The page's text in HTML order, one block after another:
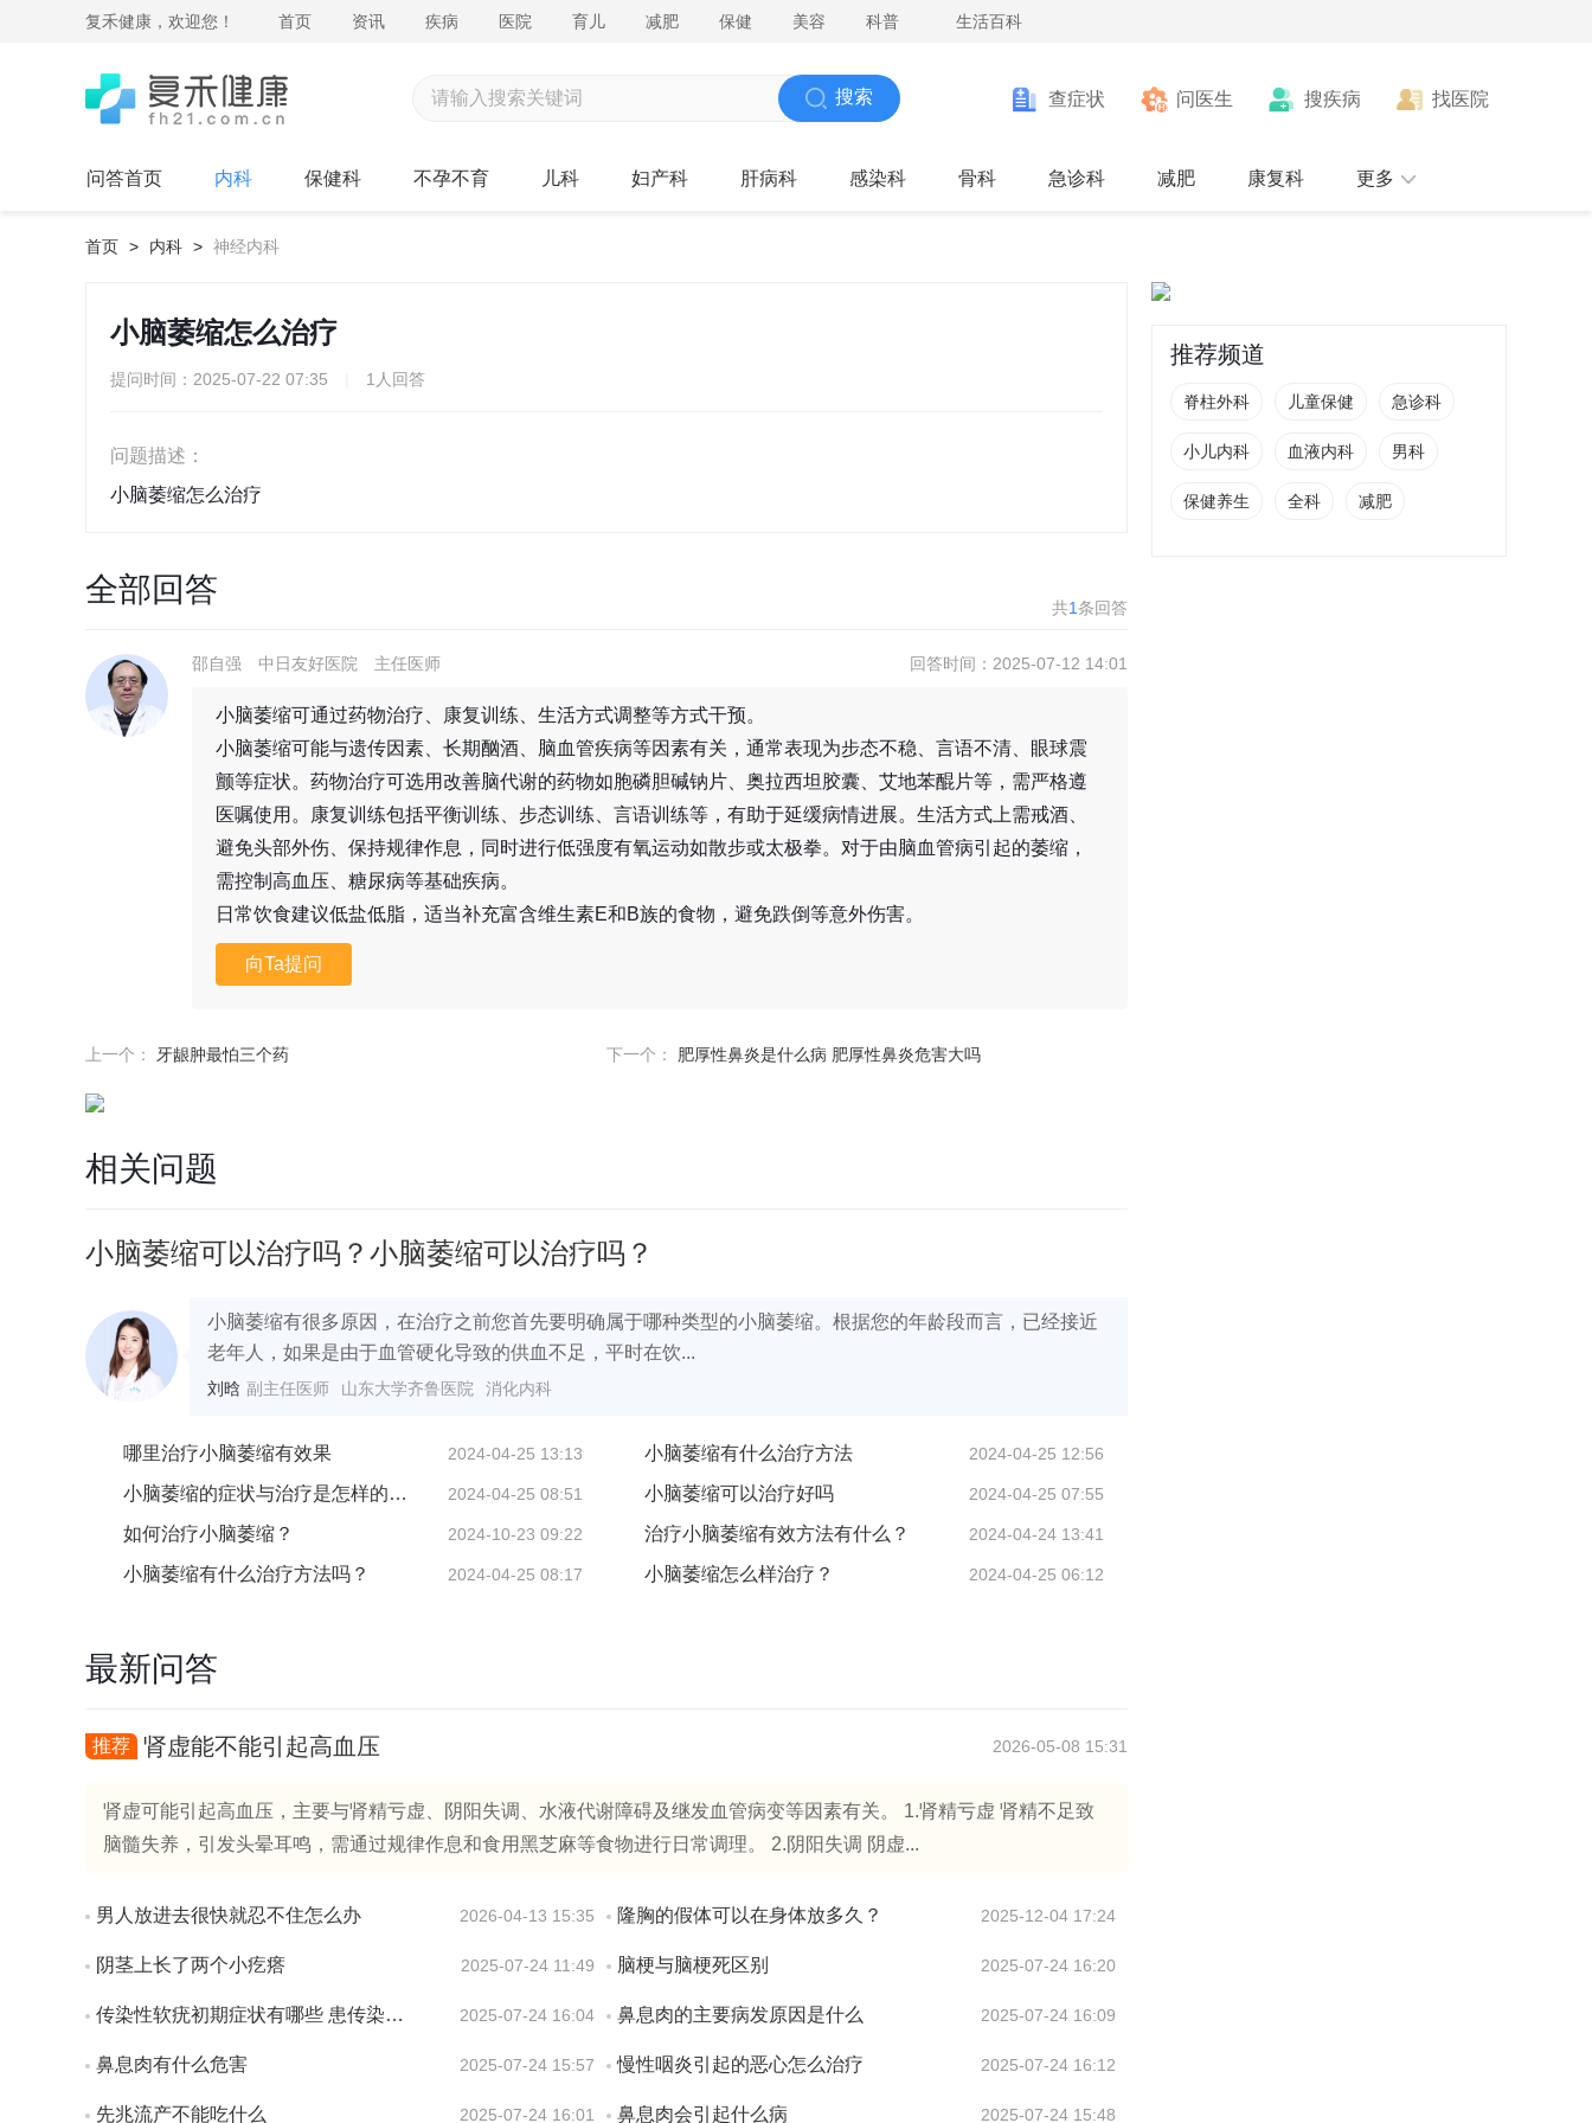
复禾健康，欢迎您！ 首页 资讯 疾病 医院 育儿 减肥 保健 美容 科普 生活百科
搜索 找医院
搜疾病
问医生
查症状
问答首页 内科 保健科 不孕不育 儿科 妇产科 肝病科 感染科 骨科 急诊科 减肥 康复科 更多
首页 > 内科 > 神经内科
小脑萎缩怎么治疗
提问时间：2025-07-22 07:35 1人回答
问题描述：
小脑萎缩怎么治疗
全部回答 共1 条回答
邵自强 中日友好医院 主任医师 回答时间：2025-07-12 14:01
小脑萎缩可通过药物治疗、康复训练、生活方式调整等方式干预。
小脑萎缩可能与遗传因素、长期酗酒、脑血管疾病等因素有关，通常表现为步态不稳、言语不清、眼球震
颤等症状。药物治疗可选用改善脑代谢的药物如胞磷胆碱钠片、奥拉西坦胶囊、艾地苯醌片等，需严格遵
医嘱使用。康复训练包括平衡训练、步态训练、言语训练等，有助于延缓病情进展。生活方式上需戒酒、
避免头部外伤、保持规律作息，同时进行低强度有氧运动如散步或太极拳。对于由脑血管病引起的萎缩，
需控制高血压、糖尿病等基础疾病。
日常饮食建议低盐低脂，适当补充富含维生素E和B族的食物，避免跌倒等意外伤害。
向Ta提问
上一个： 牙龈肿最怕三个药 下一个： 肥厚性鼻炎是什么病 肥厚性鼻炎危害大吗
相关问题
小脑萎缩可以治疗吗？小脑萎缩可以治疗吗？
小脑萎缩有很多原因，在治疗之前您首先要明确属于哪种类型的小脑萎缩。根据您的年龄段而言，已经接近
老年人，如果是由于血管硬化导致的供血不足，平时在饮...
刘晗 副主任医师 山东大学齐鲁医院 消化内科
哪里治疗小脑萎缩有效果 2024-04-25 13:13 小脑萎缩有什么治疗方法 2024-04-25 12:56
小脑萎缩的症状与治疗是怎样的呢？ 2024-04-25 08:51 小脑萎缩可以治疗好吗 2024-04-25 07:55
如何治疗小脑萎缩？ 2024-10-23 09:22 治疗小脑萎缩有效方法有什么？ 2024-04-24 13:41
小脑萎缩有什么治疗方法吗？ 2024-04-25 08:17 小脑萎缩怎么样治疗？ 2024-04-25 06:12
最新问答
推荐 肾虚能不能引起高血压 2026-05-08 15:31
肾虚可能引起高血压，主要与肾精亏虚、阴阳失调、水液代谢障碍及继发血管病变等因素有关。 1.肾精亏虚 肾精不足致
脑髓失养，引发头晕耳鸣，需通过规律作息和食用黑芝麻等食物进行日常调理。 2.阴阳失调 阴虚...
男人放进去很快就忍不住怎么办 2026-04-13 15:35 隆胸的假体可以在身体放多久？ 2025-12-04 17:24
阴茎上长了两个小疙瘩 2025-07-24 11:49 脑梗与脑梗死区别 2025-07-24 16:20
传染性软疣初期症状有哪些 患传染性软疣会有疼痛感吗 2025-07-24 16:04 鼻息肉的主要病发原因是什么 2025-07-24 16:09
鼻息肉有什么危害 2025-07-24 15:57 慢性咽炎引起的恶心怎么治疗 2025-07-24 16:12
先兆流产不能吃什么 2025-07-24 16:01 鼻息肉会引起什么病 2025-07-24 15:48
推荐频道
脊柱外科 儿童保健 急诊科
小儿内科 血液内科 男科
保健养生 全科 减肥